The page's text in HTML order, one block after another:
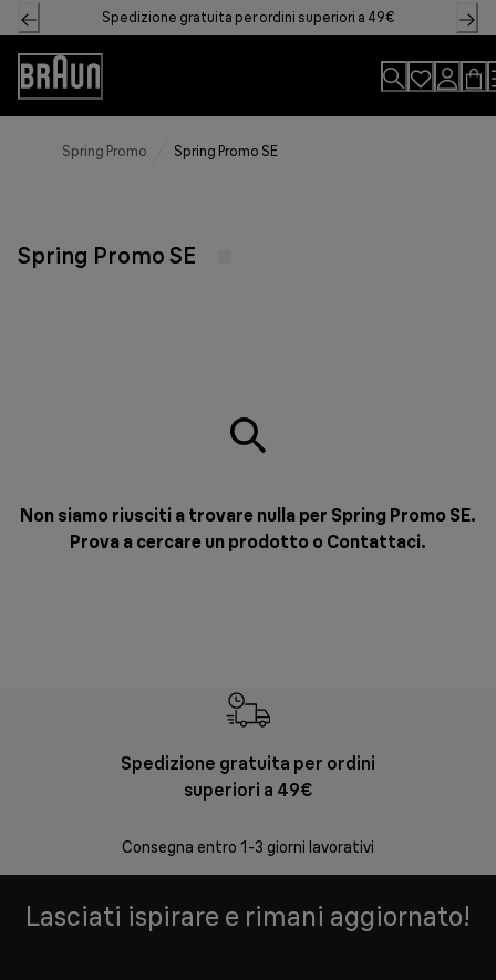
Skip
to
Content
Spedizione gratuita per ordini superiori a 49€
Accessibility
Statement
Spring Promo Spring Promo SE
Spring Promo SE
Non siamo riusciti a trovare nulla per Spring Promo SE.
Prova a cercare un prodotto o Contattaci.
Spedizione gratuita per ordini
superiori a 49€
Consegna entro 1-3 giorni lavorativi
Lasciati ispirare e rimani aggiornato!